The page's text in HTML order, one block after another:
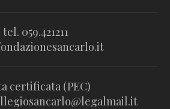
tel. 059.421211
certificata (PEC)